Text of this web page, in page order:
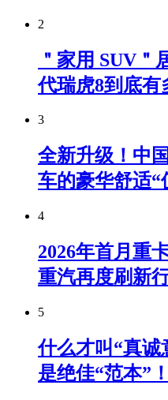
2
＂家用 SUV＂
代瑞虎8到底有
3
全新升级！中
车的豪华舒适“
4
2026年首月重
重汽再度刷新
5
什么才叫“真诚
是绝佳“范本”！